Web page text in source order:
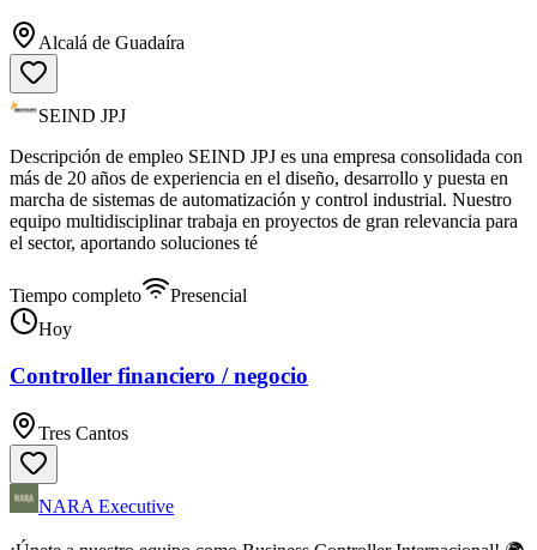
Alcalá de Guadaíra
SEIND JPJ
Descripción de empleo SEIND JPJ es una empresa consolidada con
más de 20 años de experiencia en el diseño, desarrollo y puesta en
marcha de sistemas de automatización y control industrial. Nuestro
equipo multidisciplinar trabaja en proyectos de gran relevancia para
el sector, aportando soluciones té
Tiempo completo
Presencial
Hoy
Controller financiero / negocio
Tres Cantos
NARA Executive